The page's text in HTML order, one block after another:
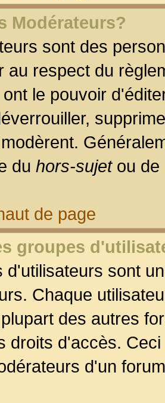
Modérateurs?
sont des
au respect du
le pouvoir
du hors-sujetou de
de page
groupes
d'utilisateurs sont
Chaque
des autres
droits d'accès.
d'un